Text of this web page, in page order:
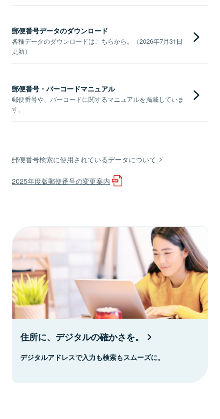
郵便番号データのダウンロード
各種データのダウンロードはこちらから。（2026年7月31日
更新）
郵便番号・バーコードマニュアル
郵便番号や、バーコードに関するマニュアルを掲載していま
す。
郵便番号検索に使用されているデータについて
2025年度版郵便番号の変更案内
住所に、デジタルの確かさを。
デジタルアドレスで入力も検索もスムーズに。